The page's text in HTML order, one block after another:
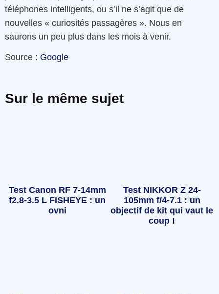
téléphones intelligents, ou s’il ne s’agit que de
nouvelles « curiosités passagères ». Nous en
saurons un peu plus dans les mois à venir.
Source : Google
Sur le même sujet
Test Canon RF 7-14mm
f2.8-3.5 L FISHEYE : un
ovni
Test NIKKOR Z 24-
105mm f/4-7.1 : un
objectif de kit qui vaut le
coup !